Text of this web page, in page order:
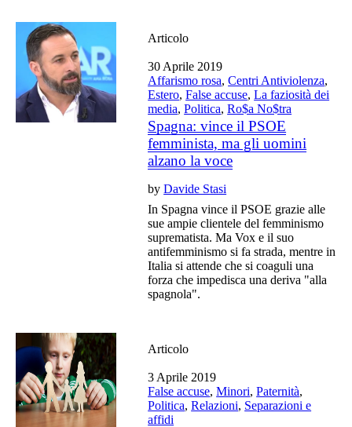
Articolo
30 Aprile 2019
Affarismo rosa,Centri Antiviolenza,
Estero,False accuse,La faziosità dei
media,Politica,Ro$a No$tra
Spagna: vince il PSOE
femminista, ma gli uomini
alzano la voce
byDavide Stasi
In Spagna vince il PSOE grazie alle
sue ampie clientele del femminismo
suprematista. Ma Vox e il suo
antifemminismo si fa strada, mentre in
Italia si attende che si coaguli una
forza che impedisca una deriva "alla
spagnola".
Articolo
3 Aprile 2019
False accuse,Minori,Paternità,
Politica,Relazioni, Separazioni e
affidi